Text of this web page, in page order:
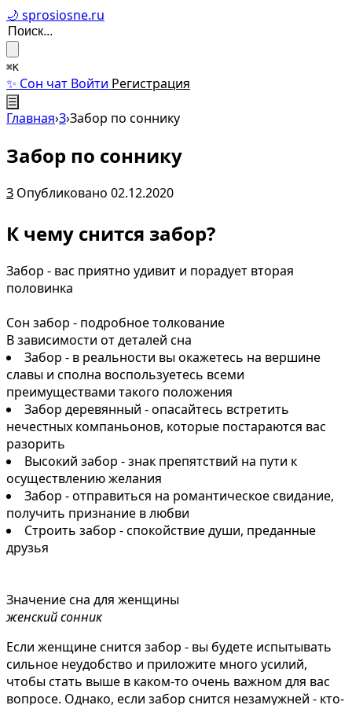
🌙 sprosiosne.ru
⌘K
✨ Сон чат Войти Регистрация
☰
Главная›З›Забор по соннику
Забор по соннику
З Опубликовано 02.12.2020
К чему снится забор?
Забор - вас приятно удивит и порадует вторая
половинка
Сон забор - подробное толкование
В зависимости от деталей сна
Забор - в реальности вы окажетесь на вершине
славы и сполна воспользуетесь всеми
преимуществами такого положения
Забор деревянный - опасайтесь встретить
нечестных компаньонов, которые постараются вас
разорить
Высокий забор - знак препятствий на пути к
осуществлению желания
Забор - отправиться на романтическое свидание,
получить признание в любви
Строить забор - спокойствие души, преданные
друзья
Значение сна для женщины
женский сонник
Если женщине снится забор - вы будете испытывать
сильное неудобство и приложите много усилий,
чтобы стать выше в каком-то очень важном для вас
вопросе. Однако, если забор снится незамужней - кто-